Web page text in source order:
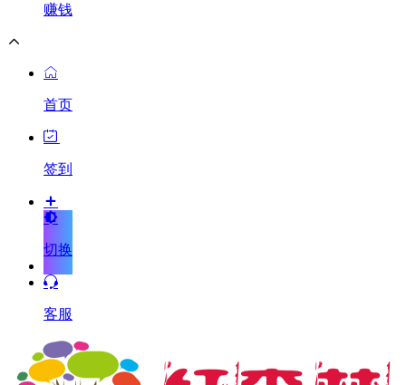
赚钱
首页
签到
切换
客服